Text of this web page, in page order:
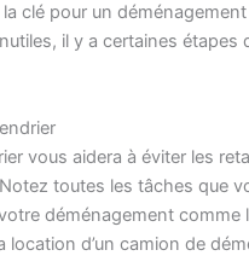
la clé pour un
il y a certaines étapes
vous aidera à éviter les
toutes les tâches que
déménagement comme
location d’un camion de